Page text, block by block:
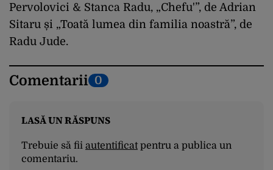
Pervolovici & Stanca Radu, „Chefu'”, de Adrian
Sitaru și „Toată lumea din familia noastră”, de
Radu Jude.
Comentarii 0
LASĂ UN RĂSPUNS
Trebuie să fii autentificatpentru a publica un
comentariu.